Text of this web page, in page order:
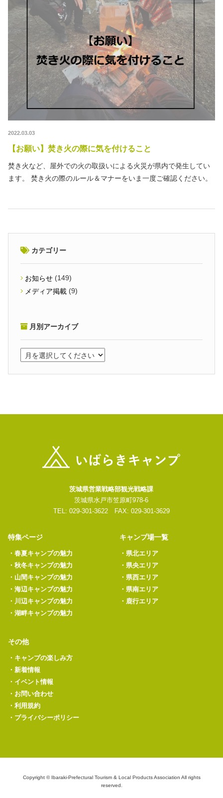
2022.03.03
【お願い】焚き火の際に気を付けること
焚き火など、屋外での火の取扱いによる火災が県内で発生してい
ます。 焚き火の際のルール＆マナーをいま一度ご確認ください。
カテゴリー
お知らせ (149)
メディア掲載 (9)
月別アーカイブ
茨城県営業戦略部観光戦略課
茨城県水戸市笠原町978-6
TEL: 029-301-3622 FAX: 029-301-3629
特集ページ
・ 春夏キャンプの魅力
・ 秋冬キャンプの魅力
・ 山間キャンプの魅力
・ 海辺キャンプの魅力
・ 川辺キャンプの魅力
・ 湖畔キャンプの魅力
キャンプ場一覧
・ 県北エリア
・ 県央エリア
・ 県西エリア
・ 県南エリア
・ 鹿行エリア
その他
・ キャンプの楽しみ方
・ 新着情報
・ イベント情報
・ お問い合わせ
・ 利用規約
・ プライバシーポリシー
Copyright © Ibaraki-Prefectural Tourism & Local Products Association All rights
reserved.